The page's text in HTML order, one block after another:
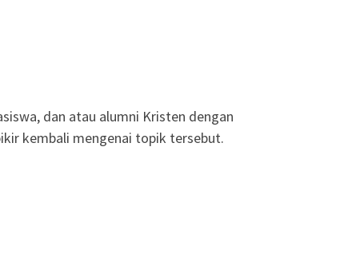
dan atau alumni Kristen dengan
kembali mengenai topik tersebut.